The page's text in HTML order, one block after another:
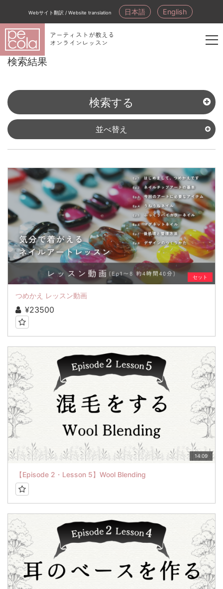
Webサイト翻訳 / Website translation 日本語 English
アーティストが教える
オンラインレッスン
員
登
録
検索結果
検索する
並べ替え
セット
つめかえ レッスン動画
¥23500
14:09
【Episode 2・Lesson 5】Wool Blending